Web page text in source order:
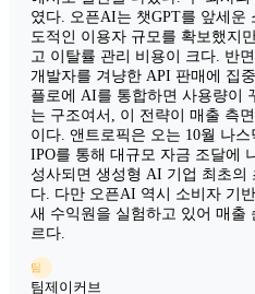
였다. 오픈AI는 챗GPT를 앞세운
도적인 이용자 규모를 확보했지
고 이탈률 관리 비용이 크다. 반
개발자를 겨냥한 API 판매에 집
플로에 AI를 통합하면 사용량이
는 구조여서, 이 전략이 매출 측
이다. 앤트로픽은 오는 10월 나
IPO를 통해 대규모 자금 조달에
성사되면 생성형 AI 기업 최초의
다. 다만 오픈AI 역시 소비자 기
새 수익원을 실험하고 있어 매출
르다.
팀
팀제이커브